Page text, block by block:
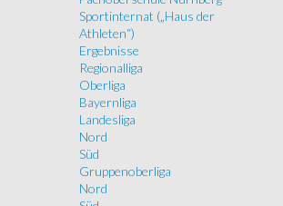
Sportinternat („Haus der
Athleten“)
Ergebnisse
Regionalliga
Oberliga
Bayernliga
Landesliga
Nord
Süd
Gruppenoberliga
Nord